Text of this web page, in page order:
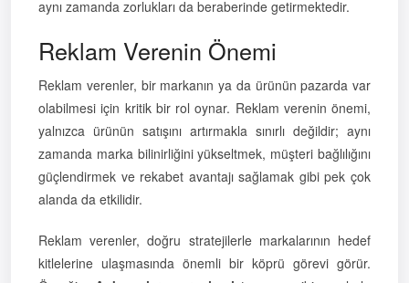
aynı zamanda zorlukları da beraberinde getirmektedir.
Reklam Verenin Önemi
Reklam verenler, bir markanın ya da ürünün pazarda var
olabilmesi için kritik bir rol oynar. Reklam verenin önemi,
yalnızca ürünün satışını artırmakla sınırlı değildir; aynı
zamanda marka bilinirliğini yükseltmek, müşteri bağlılığını
güçlendirmek ve rekabet avantajı sağlamak gibi pek çok
alanda da etkilidir.
Reklam verenler, doğru stratejilerle markalarının hedef
kitlelerine ulaşmasında önemli bir köprü görevi görür.